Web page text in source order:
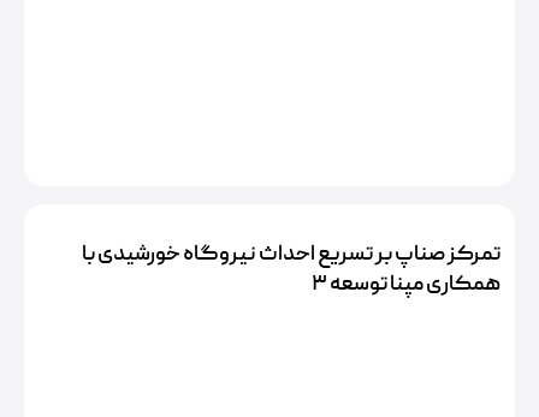
تمرکز صناپ بر تسریع احداث نیروگاه خورشیدی با
همکاری مپنا توسعه ۳